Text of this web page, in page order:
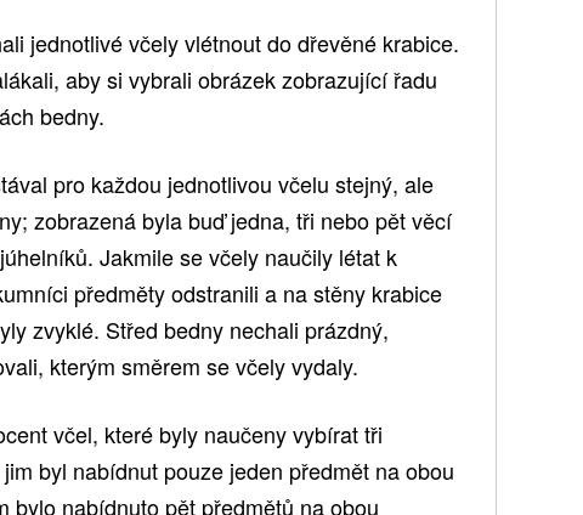
jednotlivé včely vlétnout do dřevěné krabice.
aby si vybrali obrázek zobrazující řadu
bedny.
pro každou jednotlivou včelu stejný, ale
zobrazená byla buď jedna, tři nebo pět věcí
Jakmile se včely naučily létat k
předměty odstranili a na stěny krabice
zvyklé. Střed bedny nechali prázdný,
kterým směrem se včely vydaly.
včel, které byly naučeny vybírat tři
byl nabídnut pouze jeden předmět na obou
bylo nabídnuto pět předmětů na obou